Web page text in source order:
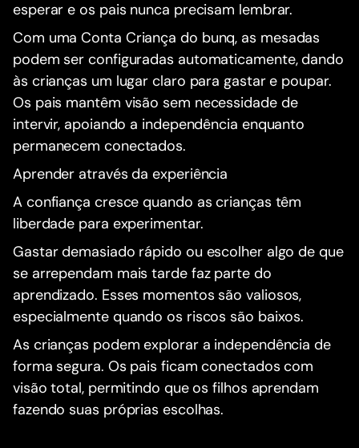
esperar e os pais nunca precisam lembrar.
Com uma Conta Criança do bunq, as mesadas
podem ser configuradas automaticamente, dando
às crianças um lugar claro para gastar e poupar.
Os pais mantêm visão sem necessidade de
intervir, apoiando a independência enquanto
permanecem conectados.
Aprender através da experiência
A confiança cresce quando as crianças têm
liberdade para experimentar.
Gastar demasiado rápido ou escolher algo de que
se arrependam mais tarde faz parte do
aprendizado. Esses momentos são valiosos,
especialmente quando os riscos são baixos.
As crianças podem explorar a independência de
forma segura. Os pais ficam conectados com
visão total, permitindo que os filhos aprendam
fazendo suas próprias escolhas.